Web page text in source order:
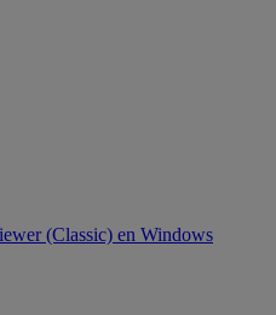
(Classic) en Windows